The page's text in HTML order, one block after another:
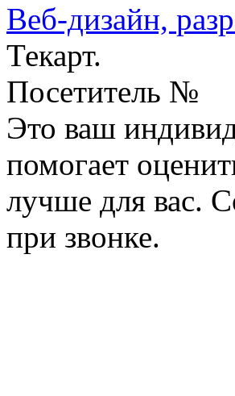
Веб-дизайн,
Текарт.
Посетитель №
Это ваш
помогает
лучше для вас.
при звонке.